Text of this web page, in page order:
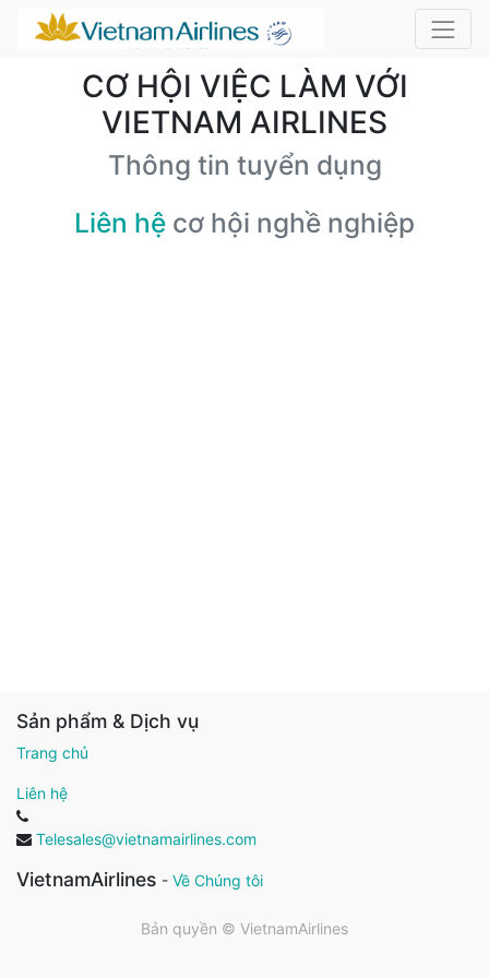
CƠ HỘI VIỆC LÀM VỚI
VIETNAM AIRLINES
Thông tin tuyển dụng
Liên hệ cơ hội nghề nghiệp
Sản phẩm & Dịch vụ
Trang chủ
Liên hệ
Telesales@vietnamairlines.com
VietnamAirlines - Về Chúng tôi
Bản quyền © VietnamAirlines